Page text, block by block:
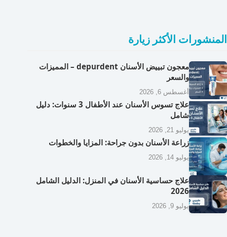
المنشورات الأكثر زيارة
معجون تبييض الأسنان depurdent – المميزات
والسعر
أغسطس 6, 2026
علاج تسوس الأسنان عند الأطفال 3 سنوات: دليل
شامل
يوليو 21, 2026
زراعة الأسنان بدون جراحة: المزايا والخطوات
يوليو 14, 2026
علاج حساسية الأسنان في المنزل: الدليل الشامل
2026
يوليو 9, 2026